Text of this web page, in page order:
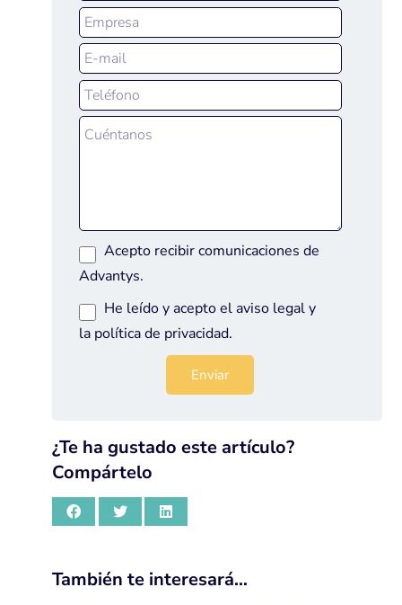
Acepto recibir comunicaciones de
Advantys.
He leído y acepto el aviso legaly
la política de privacidad.
¿Te ha gustado este artículo?
Compártelo
También te interesará…